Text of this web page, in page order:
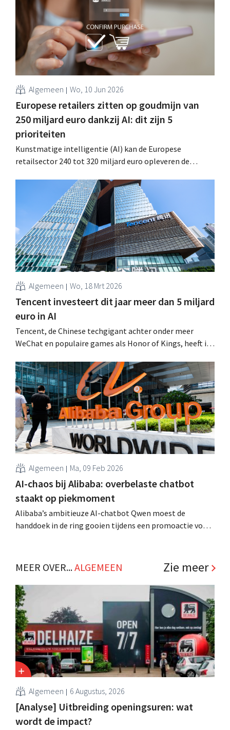
Algemeen Wo, 10 Jun 2026
Europese retailers zitten op goudmijn van
250 miljard euro dankzij AI: dit zijn 5
prioriteiten
Kunstmatige intelligentie (AI) kan de Europese
retailsector 240 tot 320 miljard euro opleveren de
niet in om hun AI-investeringen om te zetten in
meetbare financiële resultaten. Dat blijkt uit onderzoek
van McKinsey en EuroCommerce. .
Algemeen Wo, 18 Mrt 2026
Tencent investeert dit jaar meer dan 5 miljard
euro in AI
Tencent, de Chinese techgigant achter onder meer
WeChat en populaire games als Honor of Kings, heeft in
intelligentie drijft het bedrijf niet alleen de advertentie-
inkomsten op, maar ook de betrokkenheid van
gebruikers bij gaming en sociale platforms. .
Algemeen Ma, 09 Feb 2026
AI-chaos bij Alibaba: overbelaste chatbot
staakt op piekmoment
Alibaba’s ambitieuze AI-chatbot Qwen moest de
handdoek in de ring gooien tijdens een promoactie voor
van kortingsbonnen. Gênant voor de techgigant, die
juist wilde laten zien hoe ver zijn AI al is gevorderd. .
MEER OVER...ALGEMEEN Zie meer
Algemeen 6 Augustus, 2026
[Analyse] Uitbreiding openingsuren: wat
wordt de impact?